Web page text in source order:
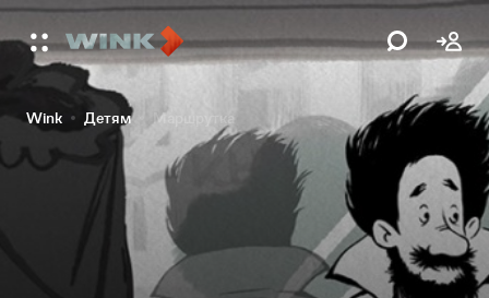
Wink Детям Маршрутка